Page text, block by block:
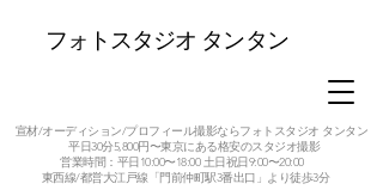
フォトスタジオ タンタン
宣材/オーディション/プロフィール撮影ならフォトスタジオ タンタン
平日30分5,800円〜東京にある格安のスタジオ撮影
営業時間：平日10:00〜18:00 土日祝日9:00〜20:00
東西線/都営大江戸線「門前仲町駅3番出口」より徒歩3分